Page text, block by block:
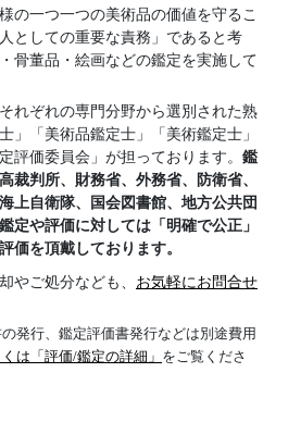
の一つ一つの美術品の価値を守るこ
としての重要な責務」であると考
骨董品・絵画などの鑑定を実施して
れぞれの専門分野から選別された熟
」「美術品鑑定士」「美術鑑定士」
評価委員会」が担っております。 鑑
裁判所、財務省、外務省、防衛省、
上自衛隊、国会図書館、地方公共団
定や評価に対しては「明確で公正」
価を頂戴しております。
やご処分なども、 お気軽にお問合せ
発行、鑑定評価書発行などは別途費用
は「評価/鑑定の詳細」 をご覧くださ